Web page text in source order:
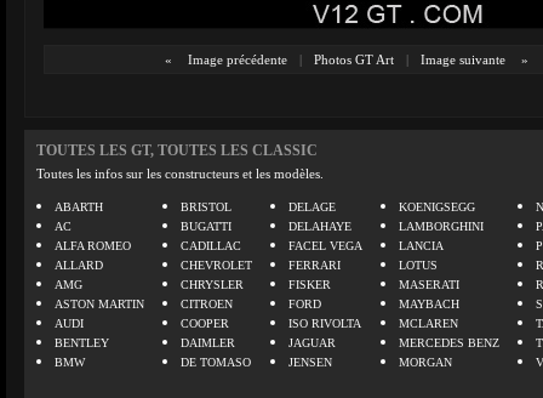
« Image précédente | Photos GT Art | Image suivante »
TOUTES LES GT, TOUTES LES CLASSIC
Toutes les infos sur les constructeurs et les modèles.
ABARTH
AC
ALFA ROMEO
ALLARD
AMG
ASTON MARTIN
AUDI
BENTLEY
BMW
BRISTOL
BUGATTI
CADILLAC
CHEVROLET
CHRYSLER
CITROEN
COOPER
DAIMLER
DE TOMASO
DELAGE
DELAHAYE
FACEL VEGA
FERRARI
FISKER
FORD
ISO RIVOLTA
JAGUAR
JENSEN
KOENIGSEGG
LAMBORGHINI
LANCIA
LOTUS
MASERATI
MAYBACH
MCLAREN
MERCEDES BENZ
MORGAN